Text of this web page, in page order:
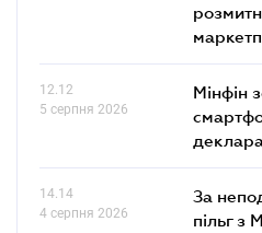
12.12
5 серпня 2026
Мінфін
14.14
4 серпня 2026
За
пільг з